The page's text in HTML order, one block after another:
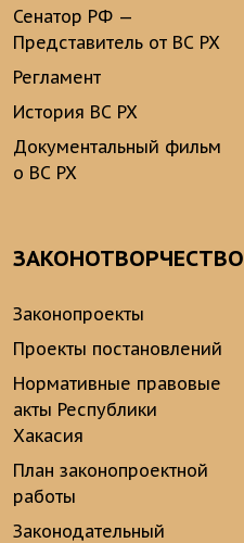
Сенатор РФ —
Представитель от ВС РХ
Регламент
История ВС РХ
Документальный фильм
о ВС РХ
ЗАКОНОТВОРЧЕСТВО
Законопроекты
Проекты постановлений
Нормативные правовые
акты Республики
Хакасия
План законопроектной
работы
Законодательный